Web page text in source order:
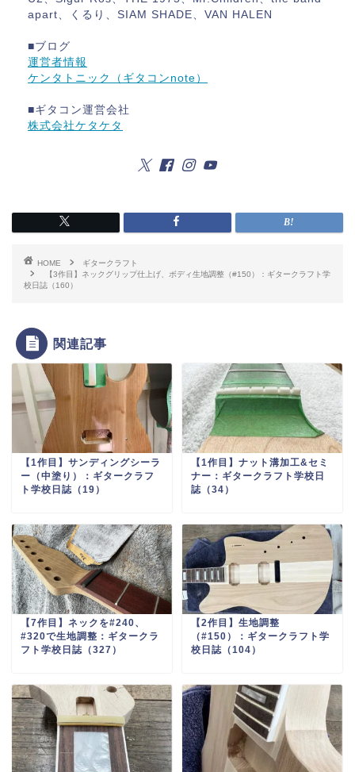
apart、くるり、SIAM SHADE、VAN HALEN
■ブログ
運営者情報
ケンタトニック（ギタコンnote）
■ギタコン運営会社
株式会社ケタケタ
HOME
ギタークラフト
【3作目】ネックグリップ仕上げ、ボディ生地調整（#150）：ギタークラフト学
校日誌（160）
関連記事
【1作目】サンディングシーラ
ー（中塗り）：ギタークラフ
ト学校日誌（19）
【1作目】ナット溝加工&セミ
ナー：ギタークラフト学校日
誌（34）
【7作目】ネックを#240、
#320で生地調整：ギタークラ
フト学校日誌（327）
【2作目】生地調整
（#150）：ギタークラフト学
校日誌（104）